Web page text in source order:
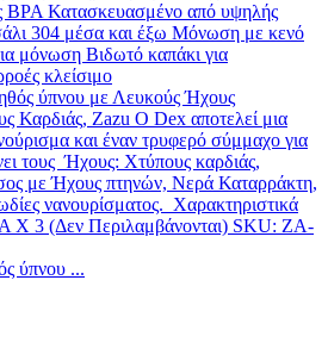
ύπνου ...